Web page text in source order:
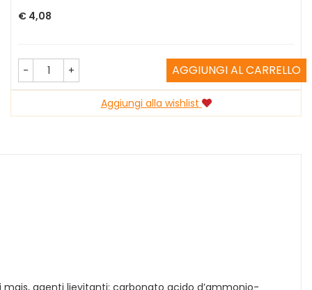
€ 4,08
- + AGGIUNGI AL CARRELLO
Aggiungi alla wishlist
mais, agenti lievitanti: carbonato acido d’ammonio-